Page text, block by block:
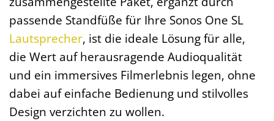
passende Standfüße für Ihre Sonos One SL
Lautsprecher, ist die ideale Lösung für alle,
die Wert auf herausragende Audioqualität
und ein immersives Filmerlebnis legen, ohne
dabei auf einfache Bedienung und stilvolles
Design verzichten zu wollen.